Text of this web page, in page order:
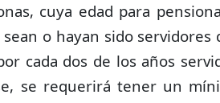
cuya edad para
o hayan sido
cada dos de los años
se requerirá tener un